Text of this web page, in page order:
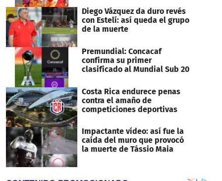
Diego Vázquez da duro revés
con Estelí: así queda el grupo
de la muerte
Premundial: Concacaf
confirma su primer
clasificado al Mundial Sub 20
Costa Rica endurece penas
contra el amaño de
competiciones deportivas
Impactante vídeo: así fue la
caída del muro que provocó
la muerte de Tássio Maia